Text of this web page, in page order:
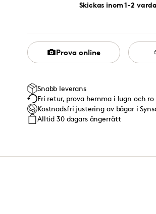
Skickas inom 1-2
Prova online
Snabb leverans
Fri retur, prova hemma i lugn och ro
Kostnadsfri justering av bågar i
Alltid 30 dagars ångerrätt